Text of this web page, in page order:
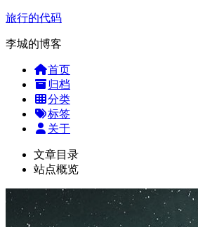
旅行的代码
李城的博客
首页
归档
分类
标签
关于
文章目录
站点概览